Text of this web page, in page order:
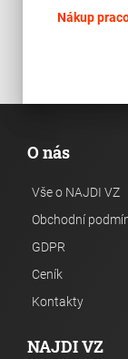
Nákup
O nás
Vše o NAJDI VZ
Obchodní
GDPR
Ceník
Kontakty
NAJDI VZ